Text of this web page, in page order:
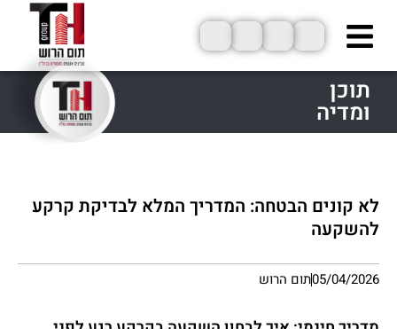
לתוכן
תוכן
ומדיה
לא קונים הבטחה: המדריך המלא לבדיקת קרקע
להשקעה
05/04/2026תום הרוש